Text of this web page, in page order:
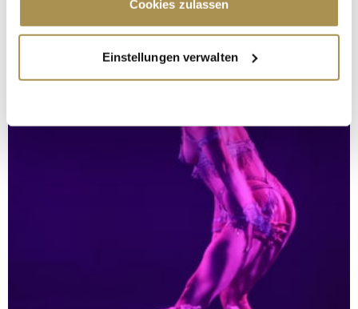
Trigger Symbol ändern oder widerrufen
Informationen über Ihre geografische Lage
erfassen, welche bis auf einige Meter genau sein
bestimmten Merkmalen (Fingerprinting) identifizieren
Erfahren Sie mehr darüber, wie Ihre persönlichen Daten
verarbeitet werden, und legen Sie Ihre Präferenzen im
Wir verwenden Cookies, um Inhalte und Anzeigen zu
personalisieren, Funktionen für soziale Medien anbieten
zu können und die Zugriffe auf unsere Website zu
analysieren. Außerdem geben wir Informationen zu Ihrer
Cookies zulassen
Einstellungen verwalten